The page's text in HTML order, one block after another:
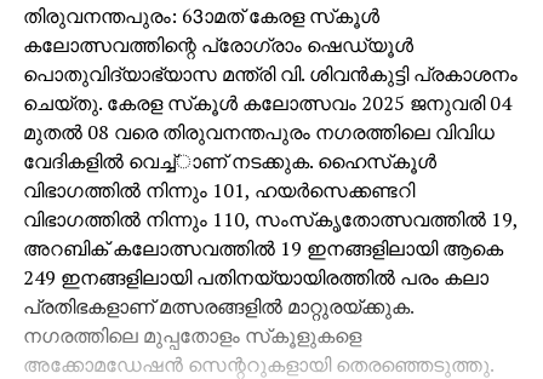
തിരുവനന്തപുരം: 63ാമത് കേരള സ്‌കൂള്‍
കലോത്സവത്തിന്റെ പ്രോഗ്രാം ഷെഡ്യൂള്‍
പൊതുവിദ്യാഭ്യാസ മന്ത്രി വി. ശിവന്‍കുട്ടി പ്രകാശനം
ചെയ്തു. കേരള സ്‌കൂള്‍ കലോത്സവം 2025 ജനുവരി 04
മുതല്‍ 08 വരെ തിരുവനന്തപുരം നഗരത്തിലെ വിവിധ
വേദികളില്‍ വെച്ച്ാണ് നടക്കുക. ഹൈസ്‌കൂള്‍
വിഭാഗത്തില്‍ നിന്നും 101, ഹയര്‍സെക്കണ്ടറി
വിഭാഗത്തില്‍ നിന്നും 110, സംസ്‌കൃതോത്സവത്തില്‍ 19,
അറബിക് കലോത്സവത്തില്‍ 19 ഇനങ്ങളിലായി ആകെ
249 ഇനങ്ങളിലായി പതിനയ്യായിരത്തില്‍ പരം കലാ
പ്രതിഭകളാണ് മത്സരങ്ങളില്‍ മാറ്റുരയ്ക്കുക.
നഗരത്തിലെ മുപ്പതോളം സ്‌കൂളുകളെ
അക്കോമഡേഷന്‍ സെന്ററുകളായി തെരഞ്ഞെടുത്തു.